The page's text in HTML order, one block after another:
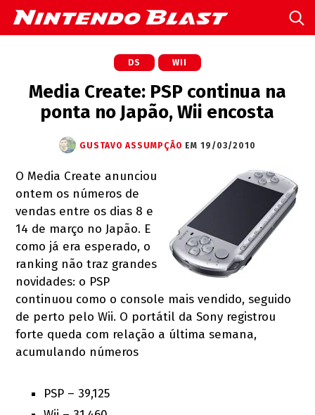
DS WII
Media Create: PSP continua na
ponta no Japão, Wii encosta
GUSTAVO ASSUMPÇÃO EM 19/03/2010
O Media Create anunciou
ontem os números de
vendas entre os dias 8 e
14 de março no Japão. E
como já era esperado, o
ranking não traz grandes
novidades: o PSP
continuou como o console mais vendido, seguido
de perto pelo Wii. O portátil da Sony registrou
forte queda com relação a última semana,
acumulando números
PSP – 39,125